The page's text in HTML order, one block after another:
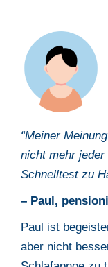
“Meiner
nicht mehr
Schnelltest zu
– Paul,
Paul ist
aber nicht